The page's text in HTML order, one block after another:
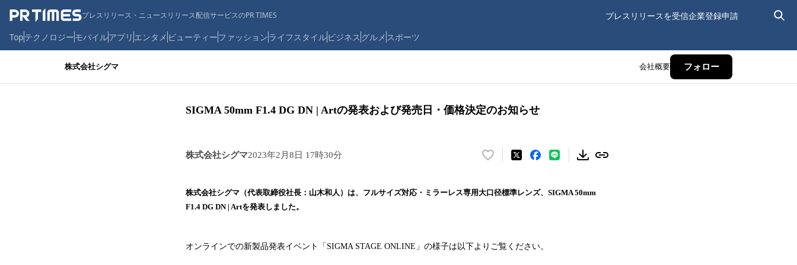
プレスリリース・ニュースリリース配信サービスのPR TIMES プレスリリースを受信企業登録申請
Topテクノロジーモバイルアプリ エンタメ ビューティーファッションライフスタイルビジネス グルメ スポーツ
株式会社シグマ 会社概要 フォロー
SIGMA 50mm F1.4 DG DN | Artの発表および発売日・価格決定のお知らせ
株式会社シグマ2023年2月8日 17時30分
い
！
み
株式会社シグマ（代表取締役社長：山木和人）は、フルサイズ対応・ミラーレス専用大口径標準レンズ、SIGMA 50mm
F1.4 DG DN | Artを発表しました。
オンラインでの新製品発表イベント「SIGMA STAGE ONLINE」の様子は以下よりご覧ください。